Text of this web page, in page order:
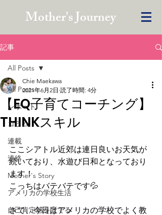
Mother's Journey
記事
All Posts
レポート
コラム
連載
連絡
Mother's Story
アメリカの学校生活
自己肯定感を育てる
All Posts
【EQ子育てコーチング】
THINKスキル
Chie Maekawa
2021年6月2日 読了時間: 4分
ここシアトル近郊は連日良いお天気が
続いており、水遊び日和となっており
ます！
こっちはバテバテです💦
さて、今日はアメリカの学校でよく教